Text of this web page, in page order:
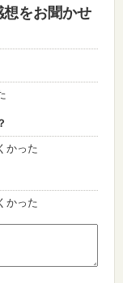
をお聞かせ
かった
かった